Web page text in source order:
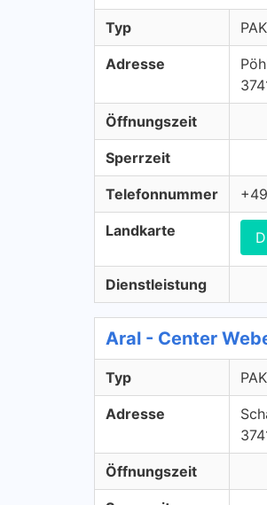
Typ
Adresse
Öffnungszeit
Sperrzeit
Telefonnummer
Landkarte
Dienstleistung
Aral - Center
Typ
Adresse
Öffnungszeit